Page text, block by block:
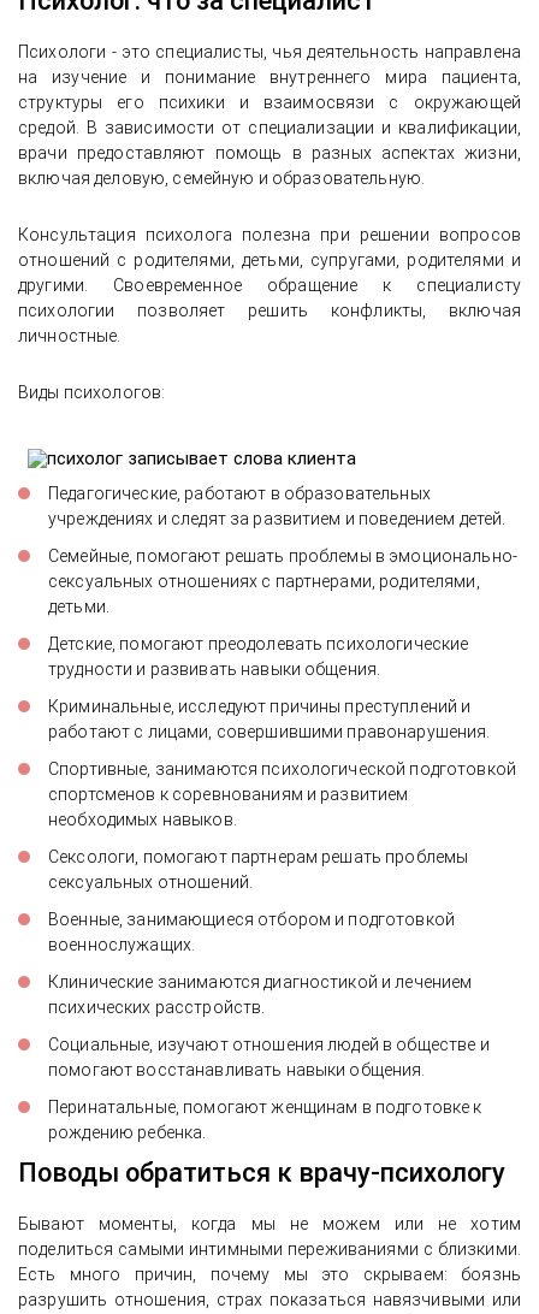
Психологи - это специалисты, чья деятельность направлена
на изучение и понимание внутреннего мира пациента,
структуры его психики и взаимосвязи с окружающей
средой. В зависимости от специализации и квалификации,
врачи предоставляют помощь в разных аспектах жизни,
включая деловую, семейную и образовательную.
Консультация психолога полезна при решении вопросов
отношений с родителями, детьми, супругами, родителями и
другими. Своевременное обращение к специалисту
психологии позволяет решить конфликты, включая
личностные.
Виды психологов:
Педагогические, работают в образовательных
учреждениях и следят за развитием и поведением детей.
Семейные, помогают решать проблемы в эмоционально-
сексуальных отношениях с партнерами, родителями,
детьми.
Детские, помогают преодолевать психологические
трудности и развивать навыки общения.
Криминальные, исследуют причины преступлений и
работают с лицами, совершившими правонарушения.
Спортивные, занимаются психологической подготовкой
спортсменов к соревнованиям и развитием
необходимых навыков.
Сексологи, помогают партнерам решать проблемы
сексуальных отношений.
Военные, занимающиеся отбором и подготовкой
военнослужащих.
Клинические занимаются диагностикой и лечением
психических расстройств.
Социальные, изучают отношения людей в обществе и
помогают восстанавливать навыки общения.
Перинатальные, помогают женщинам в подготовке к
рождению ребенка.
Поводы обратиться к врачу-психологу
Бывают моменты, когда мы не можем или не хотим
поделиться самыми интимными переживаниями с близкими.
Есть много причин, почему мы это скрываем: боязнь
разрушить отношения, страх показаться навязчивыми или